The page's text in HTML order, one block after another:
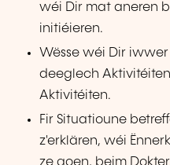
wéi Dir mat aneren
initiéieren.
Wësse wéi Dir
deeglech
Aktivitéiten.
Fir Situatioune
z'erklären, wéi